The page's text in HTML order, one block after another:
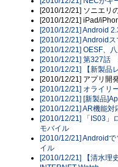
[2010/12/21] ソニエリ
[2010/12/21] iPad/
[2010/12/21] Android
[2010/12/21] Android
[2010/12/21] OESF、
[2010/12/21] 第327話
[2010/12/21] 【新製品
[2010/12/21] アプリ開
[2010/12/21] オライリ
[2010/12/21] [新製品
[2010/12/21] AR機能
[2010/12/21] 「IS03」
モバイル
[2010/12/21] Android
イル
[2010/12/21] 【清水理